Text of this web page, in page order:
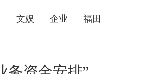
文娱 企业 福田